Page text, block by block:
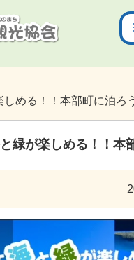
める！！本部町に泊ろ
緑が楽しめる！！本